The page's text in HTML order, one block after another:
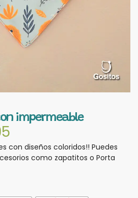
impermeable
con diseños coloridos!! Puedes
como zapatitos o Porta